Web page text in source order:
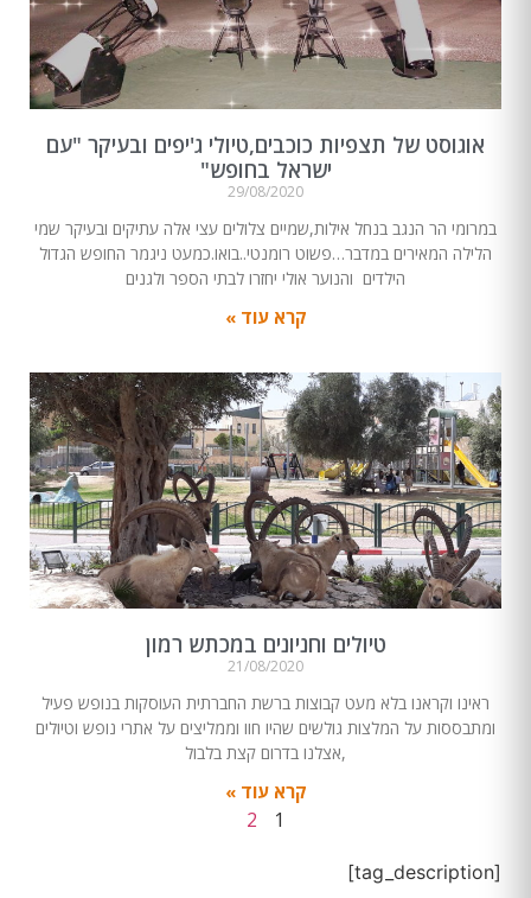
אוגוסט של תצפיות כוכבים,טיולי ג'יפים ובעיקר "עם
ישראל בחופש"
29/08/2020
במרומי הר הנגב בנחל אילות,שמיים צלולים עצי אלה עתיקים ובעיקר שמי
הלילה המאירים במדבר…פשוט רומנטי..בואו.כמעט ניגמר החופש הגדול
הילדים והנוער אולי יחזרו לבתי הספר ולגנים
קרא עוד »
טיולים וחניונים במכתש רמון
21/08/2020
ראינו וקראנו בלא מעט קבוצות ברשת החברתית העוסקות בנופש פעיל
ומתבססות על המלצות גולשים שהיו חוו וממליצים על אתרי נופש וטיולים
,אצלנו בדרום קצת בלבול
קרא עוד »
1
2
[tag_description]